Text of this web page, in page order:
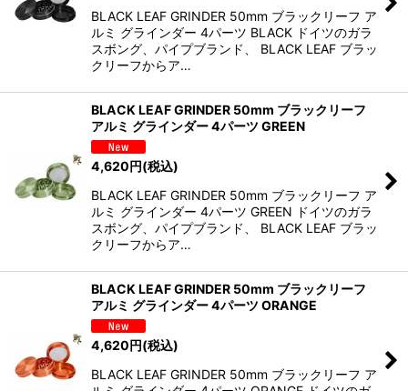
BLACK LEAF GRINDER 50mm ブラックリーフ ア
ルミ グラインダー 4パーツ BLACK ドイツのガラ
スボング、パイプブランド、 BLACK LEAF ブラッ
クリーフからア…
BLACK LEAF GRINDER 50mm ブラックリーフ
アルミ グラインダー 4パーツ GREEN
4,620円(税込)
BLACK LEAF GRINDER 50mm ブラックリーフ ア
ルミ グラインダー 4パーツ GREEN ドイツのガラ
スボング、パイプブランド、 BLACK LEAF ブラッ
クリーフからア…
BLACK LEAF GRINDER 50mm ブラックリーフ
アルミ グラインダー 4パーツ ORANGE
4,620円(税込)
BLACK LEAF GRINDER 50mm ブラックリーフ ア